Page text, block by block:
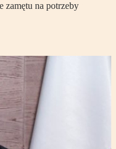
zamętu na potrzeby